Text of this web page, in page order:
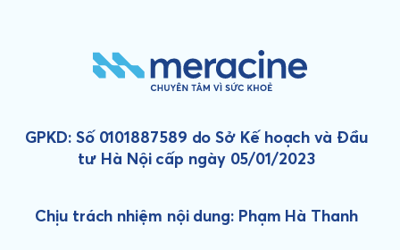
GPKD: Số 0101887589 do Sở Kế hoạch và Đầu
tư Hà Nội cấp ngày 05/01/2023
Chịu trách nhiệm nội dung: Phạm Hà Thanh